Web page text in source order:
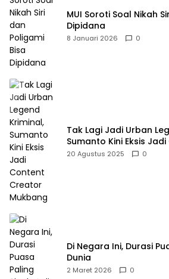
MUI Soroti Soal Nikah
Dipidana
8 Januari 2026 0
Tak Lagi Jadi Urban
Sumanto Kini Eksis
Mukbang
20 Agustus 2025 0
Di Negara Ini, Durasi
Dunia
2 Maret 2026 0